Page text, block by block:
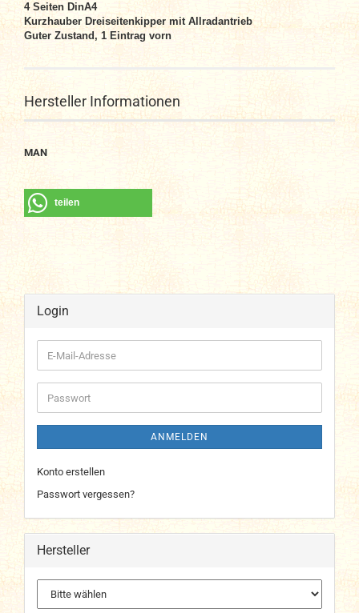
4 Seiten DinA4
Kurzhauber Dreiseitenkipper mit Allradantrieb
Guter Zustand, 1 Eintrag vorn
Hersteller Informationen
MAN
teilen
Login
E-
Mail-
Adresse
Passwort
ANMELDEN
Konto erstellen
Passwort vergessen?
Hersteller